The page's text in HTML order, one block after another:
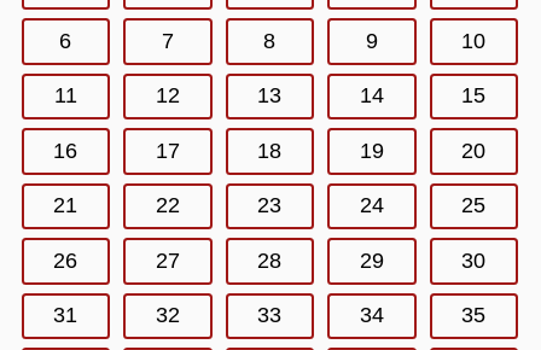
6 7 8 9 10
11 12 13 14 15
16 17 18 19 20
21 22 23 24 25
26 27 28 29 30
31 32 33 34 35